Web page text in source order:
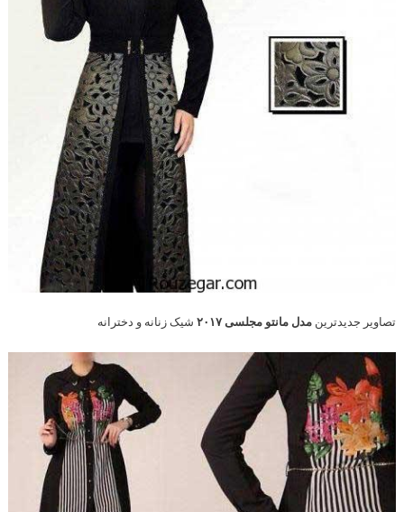
تصاویر جدیدترین مدل مانتو مجلسی ۲۰۱۷ شیک زنانه و دخترانه